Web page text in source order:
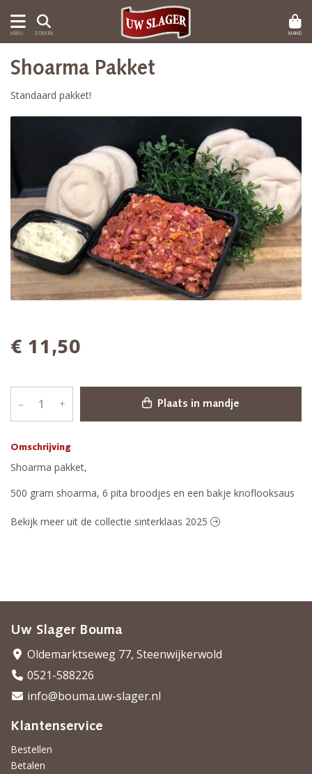
MENU ZOEKEN MAND
Omschrijving
Shoarma pakket,
500 gram shoarma, 6 pita broodjes en een bakje knoflooksaus
Shoarma Pakket
Standaard pakket!
€ 11,50
– + Plaats in mandje
Bekijk meer uit de collectie sinterklaas 2025
Uw Slager Bouma
Oldemarktseweg 77, Steenwijkerwold
0521-588226
info@bouma.uw-slager.nl
Klantenservice
Bestellen
Betalen